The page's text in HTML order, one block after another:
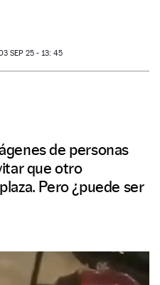
SEP 25 - 13: 45
de personas
que otro
Pero ¿puede ser